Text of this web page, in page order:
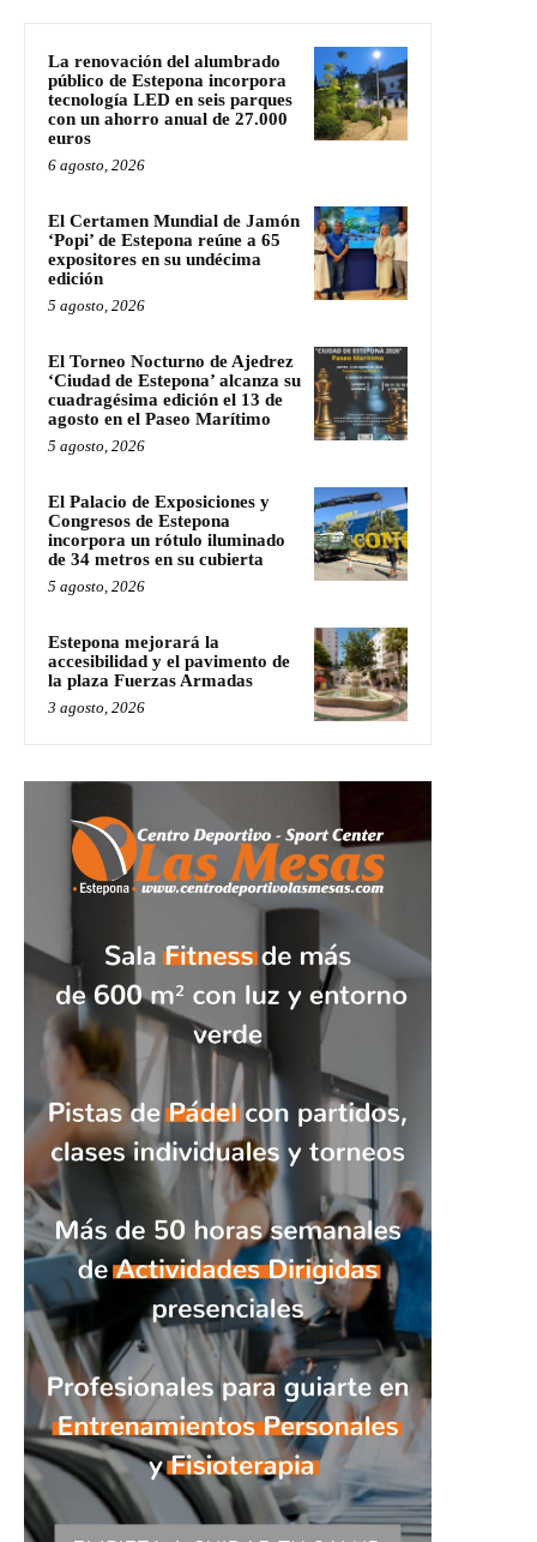
La renovación del alumbrado
público de Estepona incorpora
tecnología LED en seis parques
con un ahorro anual de 27.000
euros
6 agosto, 2026
El Certamen Mundial de Jamón
‘Popi’ de Estepona reúne a 65
expositores en su undécima
edición
5 agosto, 2026
El Torneo Nocturno de Ajedrez
‘Ciudad de Estepona’ alcanza su
cuadragésima edición el 13 de
agosto en el Paseo Marítimo
5 agosto, 2026
El Palacio de Exposiciones y
Congresos de Estepona
incorpora un rótulo iluminado
de 34 metros en su cubierta
5 agosto, 2026
Estepona mejorará la
accesibilidad y el pavimento de
la plaza Fuerzas Armadas
3 agosto, 2026